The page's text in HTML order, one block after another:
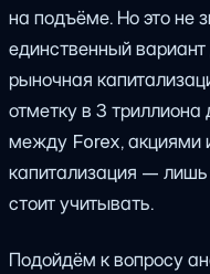
на подъёме. Но это не
единственный
рыночная
отметку в 3
между Forex, акциями
капитализация — лишь
стоит учитывать.
Подойдём к вопросу